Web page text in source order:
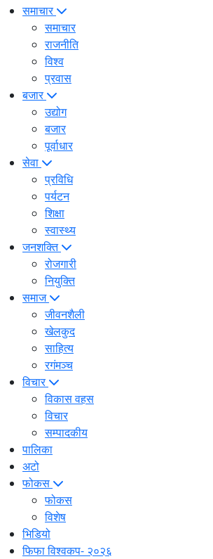
समाचार
समाचार
राजनीति
विश्व
प्रवास
बजार
उद्योग
बजार
पूर्वाधार
सेवा
प्रविधि
पर्यटन
शिक्षा
स्वास्थ्य
जनशक्ति
रोजगारी
नियुक्ति
समाज
जीवनशैली
खेलकुद
साहित्य
रगंमञ्च
विचार
विकास वहस
विचार
सम्पादकीय
पालिका
अटो
फोकस
फोकस
विशेष
भिडियो
फिफा विश्वकप- २०२६